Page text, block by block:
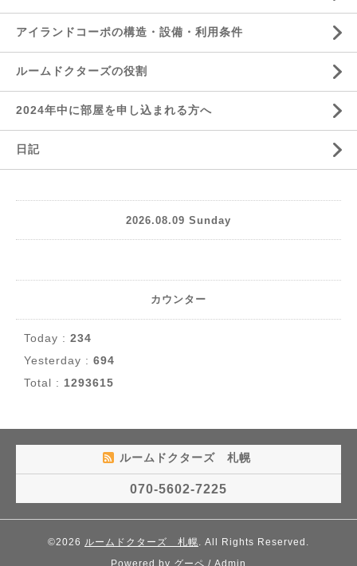
アイランドコーポの構造・設備・利用条件
ルームドクターズの役割
2024年中に部屋を申し込まれる方へ
日記
2026.08.09 Sunday
カウンター
Today : 234
Yesterday : 694
Total : 1293615
ルームドクターズ 札幌
070-5602-7225
©2026 ルームドクターズ 札幌. All Rights Reserved.
Powered by グーペ / Admin